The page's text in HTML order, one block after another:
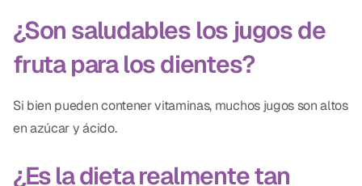
¿Son saludables los jugos de
fruta para los dientes?
Si bien pueden contener vitaminas, muchos jugos son altos
en azúcar y ácido.
¿Es la dieta realmente tan